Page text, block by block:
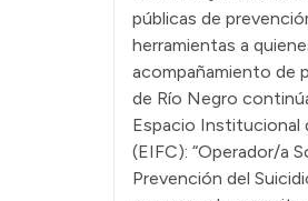
públicas de
herramientas a
acompañamiento de
de Río Negro
Espacio Institucional
(EIFC): “Operador/a
Prevención del